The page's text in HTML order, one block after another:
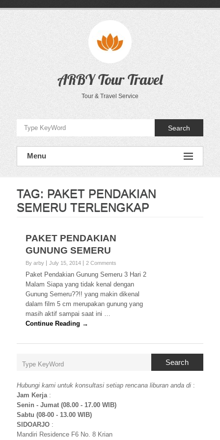
ARBY Tour Travel
Tour & Travel Service
Search
Menu
TAG: PAKET PENDAKIAN
SEMERU TERLENGKAP
PAKET PENDAKIAN
GUNUNG SEMERU
By arby July 15, 2014 2 Comments
Paket Pendakian Gunung Semeru 3 Hari 2
Malam Siapa yang tidak kenal dengan
Gunung Semeru??!! yang makin dikenal
dalam film 5 cm merupakan gunung yang
masih aktif sampai saat ini …
Continue Reading →
Search
Hubungi kami untuk konsultasi setiap rencana liburan anda di :
Jam Kerja:
Senin - Jumat (08.00 - 17.00 WIB)
Sabtu (08-00 - 13.00 WIB)
SIDOARJO :
Mandiri Residence F6 No. 8 Krian